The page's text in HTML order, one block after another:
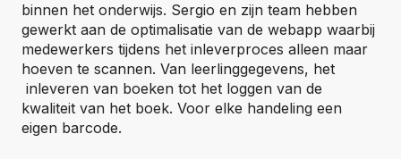
binnen het onderwijs. Sergio en zijn team hebben
gewerkt aan de optimalisatie van de webapp waarbij
medewerkers tijdens het inleverproces alleen maar
hoeven te scannen. Van leerlinggegevens, het
inleveren van boeken tot het loggen van de
kwaliteit van het boek. Voor elke handeling een
eigen barcode.